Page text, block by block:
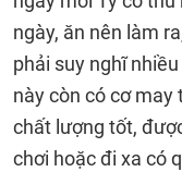
ngày, ăn nên làm
phải suy nghĩ
này còn có cơ may
chất lượng tốt,
chơi hoặc đi xa có